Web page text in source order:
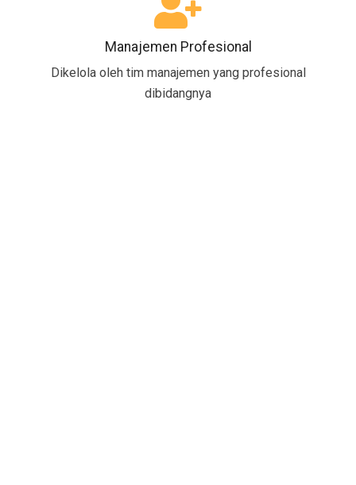
Manajemen Profesional
Dikelola oleh tim manajemen yang profesional
dibidangnya